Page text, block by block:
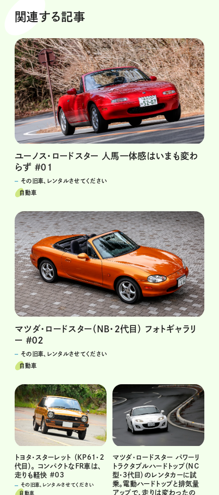
関連する記事
ユーノス・ロードスター 人馬一体感はいまも変わ
らず #01
その旧車、レンタルさせてください
自動車
マツダ・ロードスター（NB・2代目） フォトギャラリ
ー #02
その旧車、レンタルさせてください
自動車
トヨタ・スターレット （KP61・2
代目）。 コンパクトなFR車は、
走りも軽快 #03
その旧車、レンタルさせてください
自動車
マツダ・ロードスター パワーリ
トラクタブルハードトップ（ＮＣ
型・3代目）のレンタカーに試
乗。電動ハードトップと排気量
アップで、走りは変わったの